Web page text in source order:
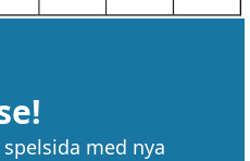
med nya